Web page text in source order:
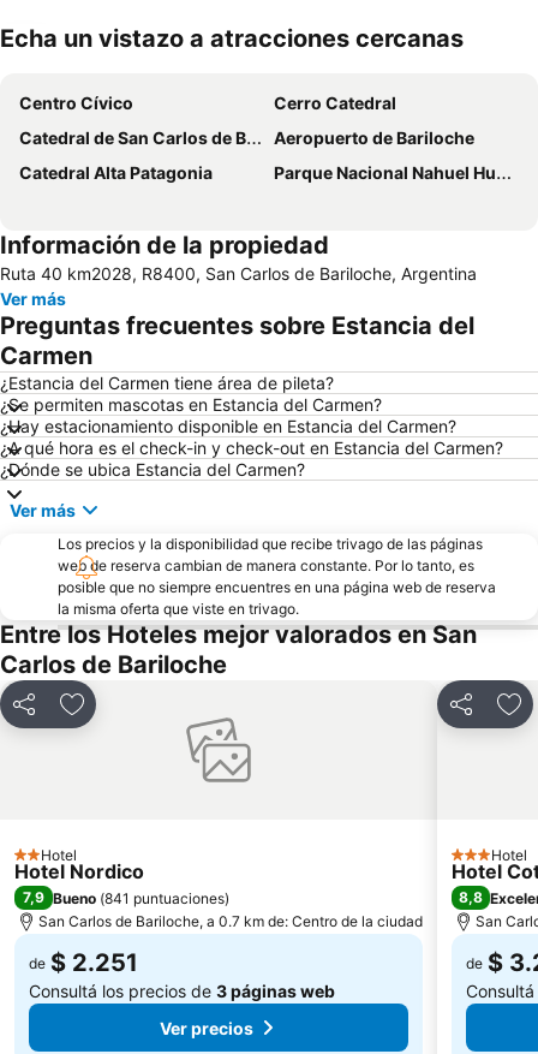
Echa un vistazo a atracciones cercanas
Centro Cívico
Cerro Catedral
Catedral de San Carlos de Bariloche
Aeropuerto de Bariloche
Catedral Alta Patagonia
Parque Nacional Nahuel Huapi
Información de la propiedad
Ruta 40 km2028, R8400, San Carlos de Bariloche, Argentina
Ver más
Preguntas frecuentes sobre Estancia del
Carmen
¿Estancia del Carmen tiene área de pileta?
¿Se permiten mascotas en Estancia del Carmen?
¿Hay estacionamiento disponible en Estancia del Carmen?
¿A qué hora es el check-in y check-out en Estancia del Carmen?
¿Dónde se ubica Estancia del Carmen?
Ver más
Los precios y la disponibilidad que recibe trivago de las páginas
web de reserva cambian de manera constante. Por lo tanto, es
posible que no siempre encuentres en una página web de reserva
la misma oferta que viste en trivago.
Entre los Hoteles mejor valorados en San
Carlos de Bariloche
CompartirAñadir a favoritos
2 Estrellas
Hotel
Hotel Nordico
7,9 Bueno (841 puntuaciones)
San Carlos de Bariloche, a 0.7 km de: Centro de la ciudad
de $ 2.251
Consultá los precios de 3 páginas web
Ver precios
Compartir
3 Estrellas
Hotel
Hotel
8,8
San
de $